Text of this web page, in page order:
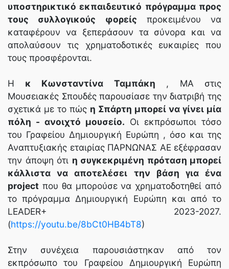
υποστηρικτικό εκπαιδευτικό πρόγραμμα προς
τους συλλογικούς φορείς προκειμένου να
καταφέρουν να ξεπεράσουν τα σύνορα και να
απολαύσουν τις χρηματοδοτικές ευκαιρίες που
τους προσφέρονται.
Η κ Κωνσταντίνα Ταμπάκη , ΜΑ στις
Μουσειακές Σπουδές παρουσίασε την διατριβή της
σχετικά με το πώς η Σπάρτη μπορεί να γίνει μία
πόλη - ανοιχτό μουσείο. Οι εκπρόσωποι τόσο
του Γραφείου Δημιουργική Ευρώπη , όσο και της
Αναπτυξιακής εταιρίας ΠΑΡΝΩΝΑΣ ΑΕ εξέφρασαν
την άποψη ότι η συγκεκριμένη πρόταση μπορεί
κάλλιστα να αποτελέσει την βάση για ένα
project που θα μπορούσε να χρηματοδοτηθεί από
το πρόγραμμα Δημιουργική Ευρώπη και από το
LEADER+ 2023-2027.
(https://youtu.be/8bCt0HB4bT8)
Στην συνέχεια παρουσιάστηκαν από τον
εκπρόσωπο του Γραφείου Δημιουργική Ευρώπη